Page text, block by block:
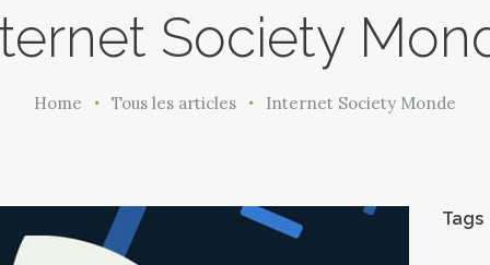
Society
Home Tous les articles Internet Society Monde
A PROPOS
Tags